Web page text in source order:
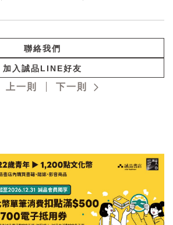
聯絡我們
加入誠品LINE好友
上一則 下一則